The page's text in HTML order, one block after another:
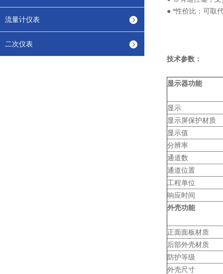
流量计仪表
二次仪表
● *性价比：可取
技术参数：
显示器功能
显示
显示屏保护材质
显示值
分辨率
通道数
通道位置
工程单位
响应时间
外壳功能
正面面板材质
后部外壳材质
防护等级
外壳尺寸